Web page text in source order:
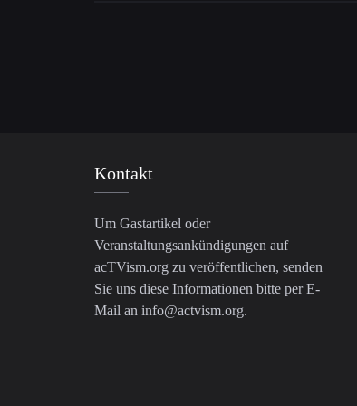
Kontakt
Um Gastartikel oder
Veranstaltungsankündigungen auf
acTVism.org zu veröffentlichen, senden
Sie uns diese Informationen bitte per E-
Mail an info@actvism.org.